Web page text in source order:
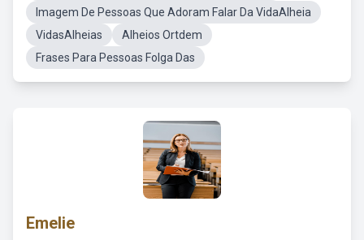
Imagem De Pessoas Que Adoram Falar Da VidaAlheia
VidasAlheias
Alheios Ortdem
Frases Para Pessoas Folga Das
Emelie